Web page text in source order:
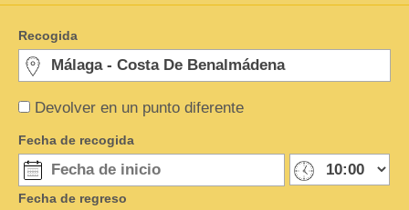
Devolver en un punto diferente
Recogida
Fecha de recogida
Fecha de regreso